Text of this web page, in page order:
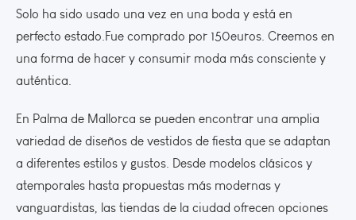
Solo ha sido usado una vez en una boda y está en
perfecto estado.Fue comprado por 150euros. Creemos en
una forma de hacer y consumir moda más consciente y
auténtica.
En Palma de Mallorca se pueden encontrar una amplia
variedad de diseños de vestidos de fiesta que se adaptan
a diferentes estilos y gustos. Desde modelos clásicos y
atemporales hasta propuestas más modernas y
vanguardistas, las tiendas de la ciudad ofrecen opciones